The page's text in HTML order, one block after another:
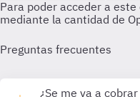
Para poder acceder a
mediante la cantidad de
Preguntas frecuentes
¿Se me va a